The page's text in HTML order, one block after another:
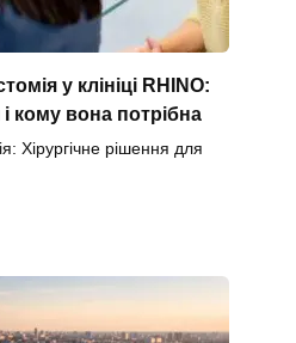
у клініці RHINO:
кому вона потрібна
Хірургічне рішення для